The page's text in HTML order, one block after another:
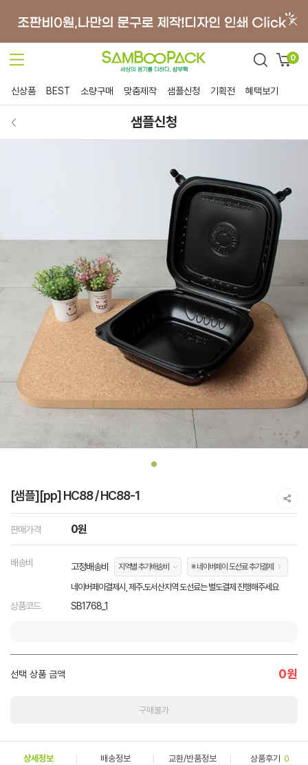
0
신상품 BEST 소량구매 맞춤제작 샘플신청 기획전 혜택보기
샘플신청
[샘플][pp] HC88 / HC88-1
판매가격 0원
배송비 고정배송비 지역별 추가배송비 ※ 네이버페이 도선료 추가결제
네이버페이결제시, 제주.도서산지역 도선료는 별도결제 진행해주세요
상품코드 SB1768_1
선택 상품 금액 0원
구매불가
상세정보 배송정보 교환/반품정보 상품후기 0